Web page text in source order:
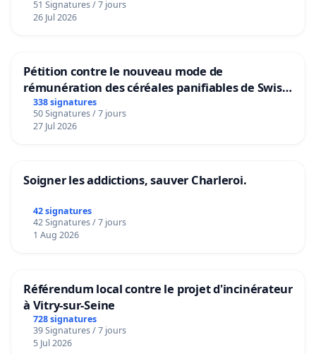
51 Signatures / 7 jours
26 Jul 2026
Pétition contre le nouveau mode de
rémunération des céréales panifiables de Swiss
granum basé sur la teneur en protéines
338 signatures
50 Signatures / 7 jours
27 Jul 2026
Soigner les addictions, sauver Charleroi.
42 signatures
42 Signatures / 7 jours
1 Aug 2026
Référendum local contre le projet d'incinérateur
à Vitry-sur-Seine
728 signatures
39 Signatures / 7 jours
5 Jul 2026